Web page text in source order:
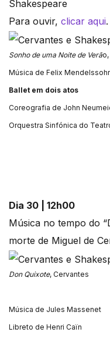
Shakespeare
Para ouvir, clicar aqui.
Sonho de uma Noite de Verão,
Música de Felix
Ballet em dois atos
Coreografia de John
Orquestra Sinfónica do
Dia 30 | 12h00
Música no tempo do
morte de Miguel de
Don Quixote, Cervantes
Música de Jules Massenet
Libreto de Henri Caïn